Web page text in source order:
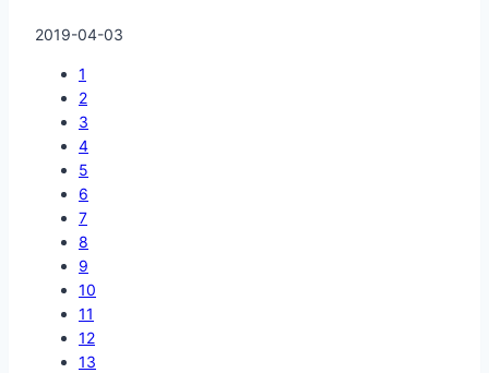
2019-04-03
1
2
3
4
5
6
7
8
9
10
11
12
13